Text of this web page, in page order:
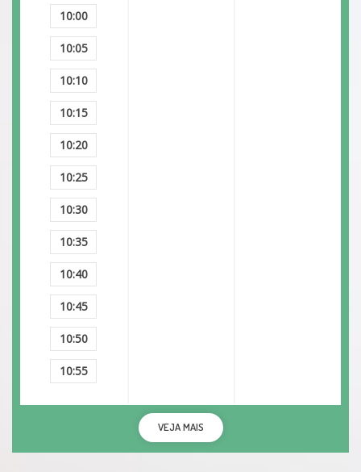
10:00
10:05
10:10
10:15
10:20
10:25
10:30
10:35
10:40
10:45
10:50
10:55
VEJA MAIS